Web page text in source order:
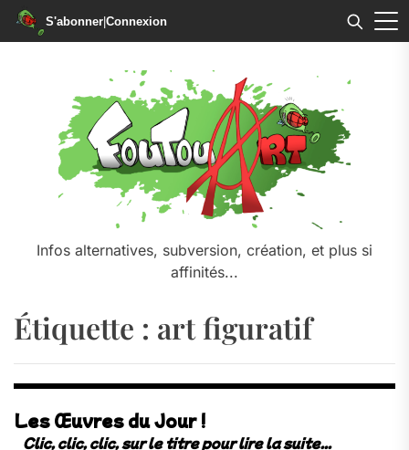
S'abonner|Connexion
Infos alternatives, subversion, création, et plus si
affinités...
Étiquette : art figuratif
Les Œuvres du Jour !